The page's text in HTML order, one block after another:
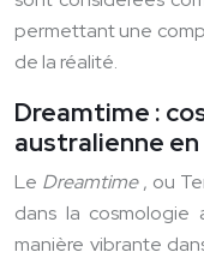
permettant une
de la réalité.
Dreamtime :
australienne
Le Dreamtime, ou
dans la cosmologie
manière vibrante